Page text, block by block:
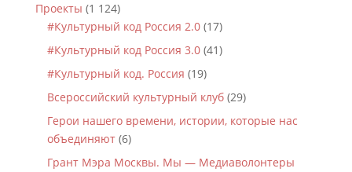
Проекты (1 124)
#Культурный код Россия 2.0(17)
#Культурный код Россия 3.0(41)
#Культурный код. Россия (19)
Всероссийский культурный клуб(29)
Герои нашего времени, истории, которые нас
объединяют(6)
Грант Мэра Москвы. Мы — Медиаволонтеры